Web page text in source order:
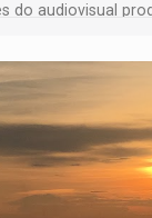
do audiovisual